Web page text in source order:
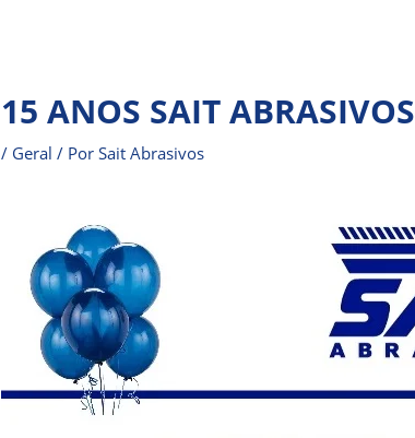
15 ANOS SAIT ABRASIVOS
/ Geral / PorSait Abrasivos